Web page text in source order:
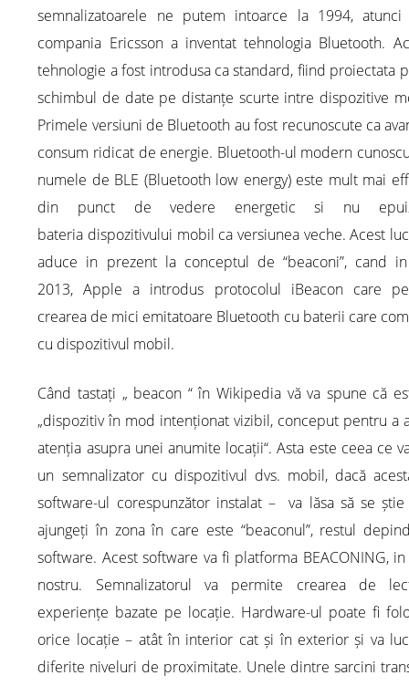
semnalizatoarele ne putem intoarce la 1994, atunci
compania Ericsson a inventat tehnologia Bluetooth.
tehnologie a fost introdusa ca standard, fiind proiectata
schimbul de date pe distanțe scurte intre dispozitive
Primele versiuni de Bluetooth au fost recunoscute ca
consum ridicat de energie. Bluetooth-ul modern
numele de BLE (Bluetooth low energy) este mult mai
din punct de vedere energetic si nu
bateria dispozitivului mobil ca versiunea veche. Acest
aduce in prezent la conceptul de “beaconi”, cand
2013, Apple a introdus protocolul iBeacon care
crearea de mici emitatoare Bluetooth cu baterii care
cu dispozitivul mobil.
Când tastați „ beacon “ în Wikipedia vă va spune că
„dispozitiv în mod intenționat vizibil, conceput pentru a
atenția asupra unei anumite locații“. Asta este ceea ce
un semnalizator cu dispozitivul dvs. mobil, dacă
software-ul corespunzător instalat – va lăsa să se
ajungeți în zona în care este “beaconul”, restul
software. Acest software va fi platforma BEACONING,
nostru. Semnalizatorul va permite crearea de
experiențe bazate pe locație. Hardware-ul poate fi
orice locație – atât în interior cat și în exterior și va
diferite niveluri de proximitate. Unele dintre sarcini